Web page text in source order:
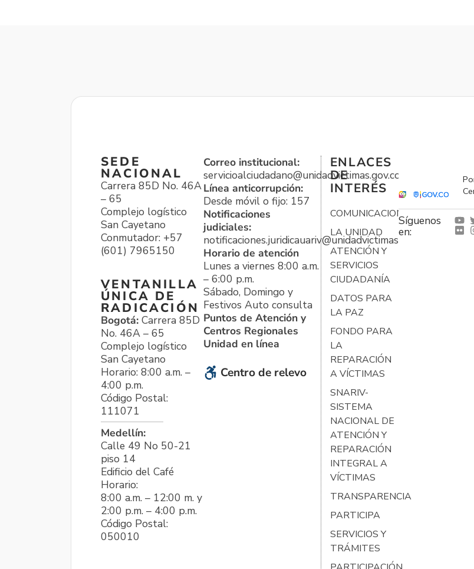
SEDE
NACIONAL
Carrera 85D No. 46A
– 65
Complejo logístico
San Cayetano
Conmutador: +57
(601) 7965150
VENTANILLA
ÚNICA DE
RADICACIÓN
Bogotá: Carrera 85D
No. 46A – 65
Complejo logístico
San Cayetano
Horario: 8:00 a.m. –
4:00 p.m.
Código Postal:
111071
Medellín:
Calle 49 No 50-21
piso 14
Edificio del Café
Horario:
8:00 a.m. – 12:00 m. y
2:00 p.m. – 4:00 p.m.
Código Postal:
050010
Correo institucional:
servicioalciudadano@unidadvictimas.gov.co
Línea anticorrupción:
Desde móvil o fijo: 157
Notificaciones
judiciales:
notificaciones.juridicauariv@unidadvictimas.gov.co
Horario de atención
Lunes a viernes 8:00 a.m.
– 6:00 p.m.
Sábado, Domingo y
Festivos Auto consulta
Puntos de Atención y
Centros Regionales
Unidad en línea
Centro de relevo
ENLACES
DE
INTERÉS
COMUNICACIONES
LA UNIDAD
ATENCIÓN Y
SERVICIOS
CIUDADANÍA
DATOS PARA
LA PAZ
FONDO PARA
LA
REPARACIÓN
A VÍCTIMAS
SNARIV-
SISTEMA
NACIONAL DE
ATENCIÓN Y
REPARACIÓN
INTEGRAL A
VÍCTIMAS
TRANSPARENCIA
PARTICIPA
SERVICIOS Y
TRÁMITES
Síguenos
en: